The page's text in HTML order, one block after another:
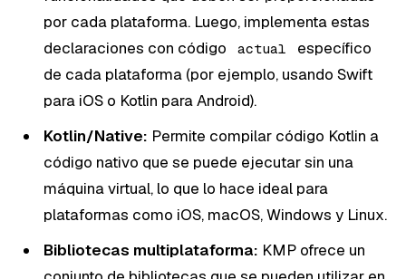
por cada plataforma. Luego, implementa estas
declaraciones con código
actual
específico
de cada plataforma (por ejemplo, usando Swift
para iOS o Kotlin para Android).
Kotlin/Native: Permite compilar código Kotlin a
código nativo que se puede ejecutar sin una
máquina virtual, lo que lo hace ideal para
plataformas como iOS, macOS, Windows y Linux.
Bibliotecas multiplataforma: KMP ofrece un